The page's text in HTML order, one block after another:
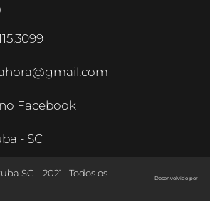
Facebook
- SC
SC – 2021 . Todos os
Desenvolvido por